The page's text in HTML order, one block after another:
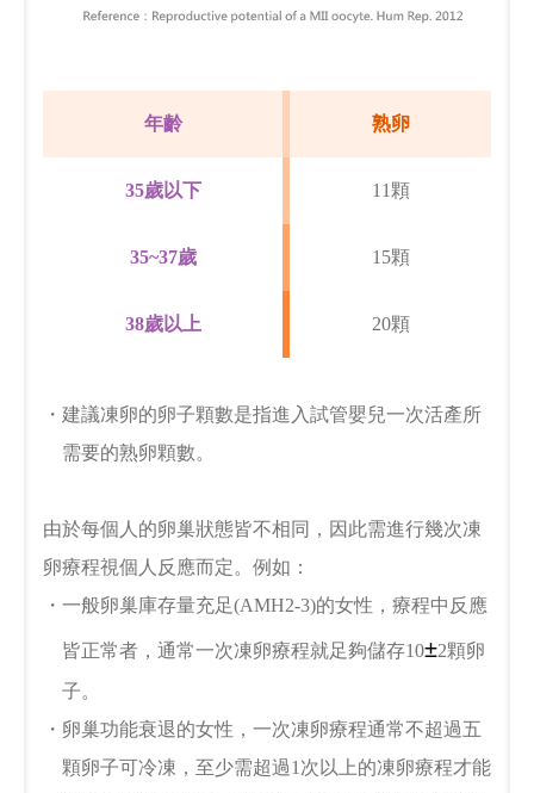
年齡
35歲以下
35~37歲
38歲以上
熟卵
11顆
15顆
20顆
・建議凍卵的卵子顆數是指進入試管嬰兒一次活產所
需要的熟卵顆數。
由於每個人的卵巢狀態皆不相同，因此需進行幾次凍
卵療程視個人反應而定。例如：
・一般卵巢庫存量充足(AMH2-3)的女性，療程中反應
皆正常者，通常一次凍卵療程就足夠儲存10±2顆卵
子。
・卵巢功能衰退的女性，一次凍卵療程通常不超過五
顆卵子可冷凍，至少需超過1次以上的凍卵療程才能